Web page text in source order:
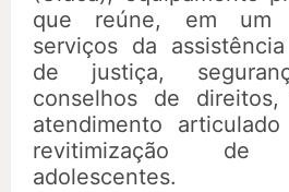
que reúne, em um
serviços da
de justiça,
conselhos de
atendimento
revitimização
adolescentes.